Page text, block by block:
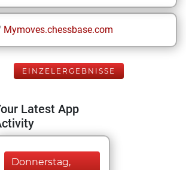
Mymoves.chessbase.com
EINZELERGEBNISSE
Latest App
Donnerstag,